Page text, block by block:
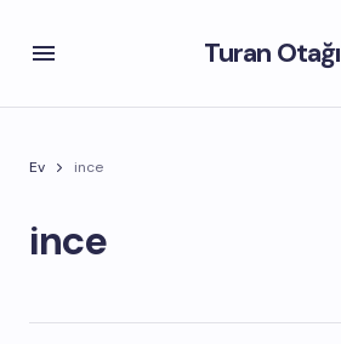
Turan Otağı
Ev ince
ince